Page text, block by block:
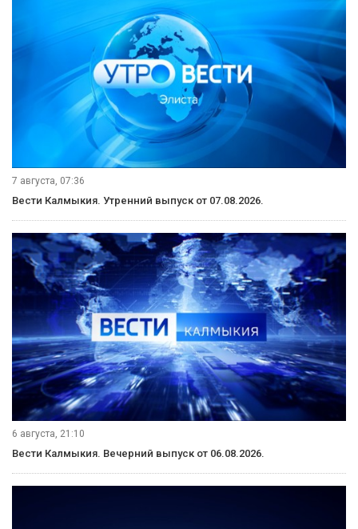
7 августа, 07:36
Вести Калмыкия. Утренний выпуск от 07.08.2026.
6 августа, 21:10
Вести Калмыкия. Вечерний выпуск от 06.08.2026.